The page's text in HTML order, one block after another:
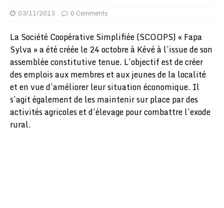
03/11/2013 0 Comments
La Société Coopérative Simplifiée (SCOOPS) « Fapa
Sylva » a été créée le 24 octobre à Kévé à l’issue de son
assemblée constitutive tenue. L’objectif est de créer
des emplois aux membres et aux jeunes de la localité
et en vue d’améliorer leur situation économique. Il
s’agit également de les maintenir sur place par des
activités agricoles et d’élevage pour combattre l’exode
rural.